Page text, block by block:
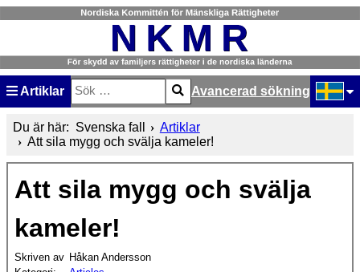
Artiklar
Sök
Type 2 or more characters for results.
Avancerad sökning
Du är här: Svenska fall
Artiklar
Att sila mygg och svälja kameler!
Att sila mygg och svälja
kameler!
Skriven av Håkan Andersson